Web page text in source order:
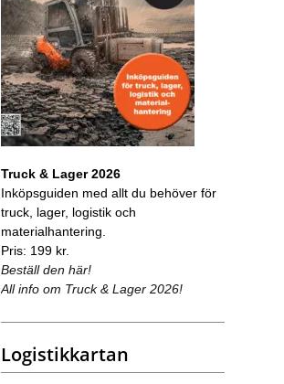
Truck & Lager 2026
Inköpsguiden med allt du behöver för
truck, lager, logistik och
materialhantering.
Pris: 199 kr.
Beställ den här!
All info om Truck & Lager 2026!
Logistikkartan